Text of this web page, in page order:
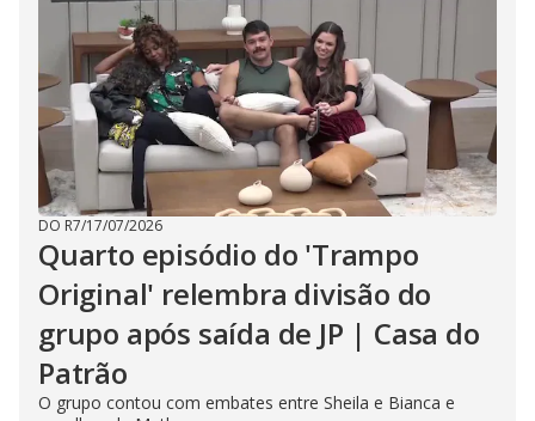
DO R7/17/07/2026
Quarto episódio do 'Trampo
Original' relembra divisão do
grupo após saída de JP | Casa do
Patrão
O grupo contou com embates entre Sheila e Bianca e